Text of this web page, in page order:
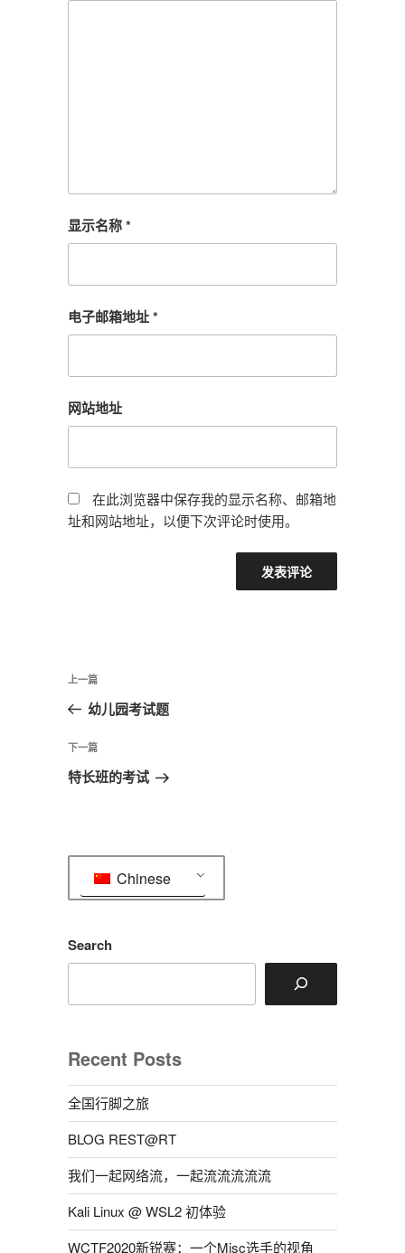
显示名称*
电子邮箱地址*
网站地址
在此浏览器中保存我的显示名称、邮箱地
址和网站地址，以便下次评论时使用。
文
导
航
上
一
文
章
上一篇
幼儿园考试题
下
一
下一篇
特长班的考试
Chinese
Search
Recent Posts
全国行脚之旅
BLOG REST@RT
我们一起网络流，一起流流流流流
Kali Linux @ WSL2 初体验
WCTF2020新锐赛：一个Misc选手的视角